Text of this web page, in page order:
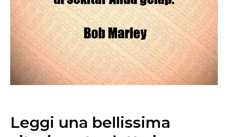
Leggi una bellissima